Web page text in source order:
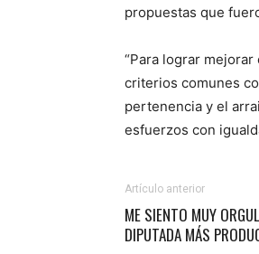
propuestas que
“Para lograr
criterios comunes
pertenencia y el
esfuerzos con
Artículo anterior
ME SIENTO MUY
DIPUTADA MÁS